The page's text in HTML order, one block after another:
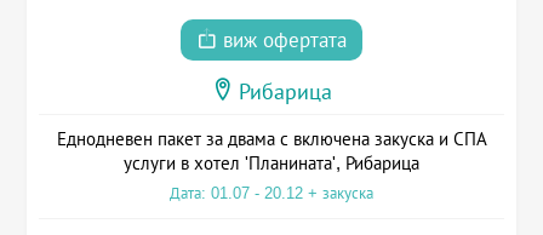
виж офертата
Рибарица
Еднодневен пакет за двама с включена закуска и СПА
услуги в хотел 'Планината', Рибарица
Дата: 01.07 - 20.12 + закуска